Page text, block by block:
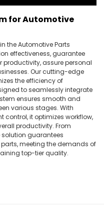
for Automotive
the Automotive Parts
effectiveness, guarantee
productivity, assure personal
Our cutting-edge
the efficiency of
to seamlessly integrate
ensures smooth and
various stages. With
it optimizes workflow,
productivity. From
guarantees
meeting the demands of
top-tier quality.